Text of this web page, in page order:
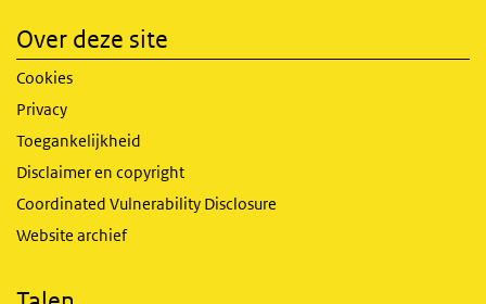
Over deze site
Cookies
Privacy
Toegankelijkheid
Disclaimer en copyright
Coordinated Vulnerability Disclosure
Website archief